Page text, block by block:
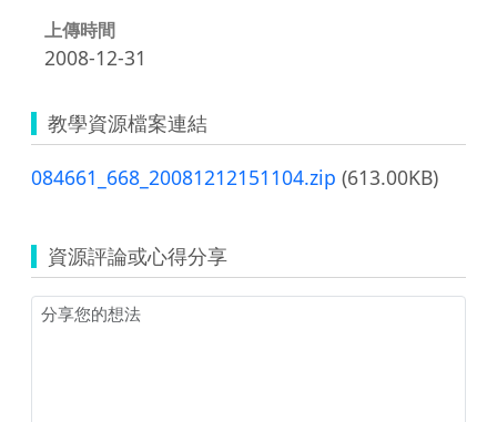
上傳時間
2008-12-31
教學資源檔案連結
084661_668_20081212151104.zip (613.00KB)
資源評論或心得分享